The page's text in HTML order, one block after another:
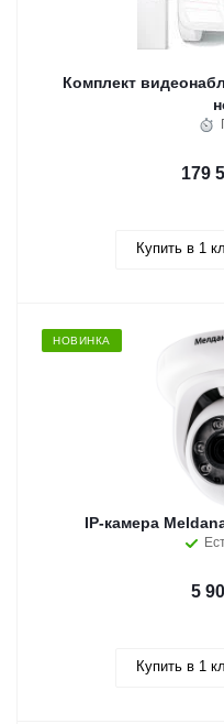
Комплект
179
Купить в 1
НОВИНКА
IP-камера
5
Купить в 1